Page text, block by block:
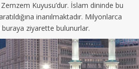
Kuyusu’dur. İslam dininde bu
inanılmaktadır. Milyonlarca
ziyarette bulunurlar.